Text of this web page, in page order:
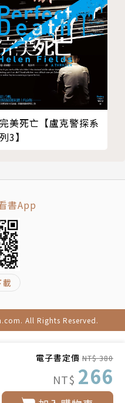
電子書定價 NT$ 380
NT$ 266
《一唱百和》｜年代電
一名
並獲製作人特別獎)
@Amazing-N1
akko.sun.7?ref=tn_t
akko3069/#
完美死亡【盧克警探系
列3】
書App
All Rights Reserved.